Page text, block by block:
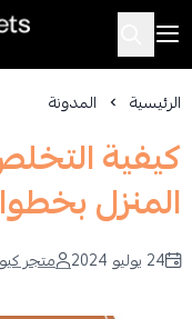
الرئيسية المدونة
كيفية
المنزل
24 يوليو 2024 متجر